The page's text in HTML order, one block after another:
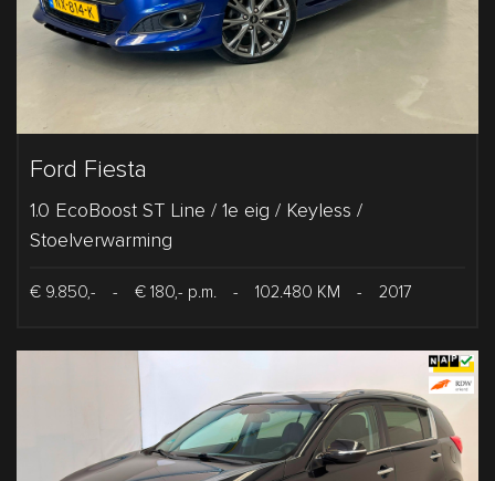
Ford Fiesta
1.0 EcoBoost ST Line / 1e eig / Keyless /
Stoelverwarming
€ 9.850,- - € 180,- p.m. - 102.480 KM - 2017